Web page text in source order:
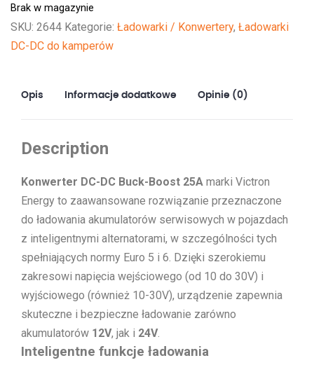
Brak w magazynie
SKU: 2644 Kategorie: Ładowarki / Konwertery, Ładowarki
DC-DC do kamperów
Opis Informacje dodatkowe Opinie (0)
Description
Konwerter DC-DC Buck-Boost 25A marki Victron
Energy to zaawansowane rozwiązanie przeznaczone
do ładowania akumulatorów serwisowych w pojazdach
z inteligentnymi alternatorami, w szczególności tych
spełniających normy Euro 5 i 6. Dzięki szerokiemu
zakresowi napięcia wejściowego (od 10 do 30V) i
wyjściowego (również 10-30V), urządzenie zapewnia
skuteczne i bezpieczne ładowanie zarówno
akumulatorów 12V, jak i 24V.
Inteligentne funkcje ładowania